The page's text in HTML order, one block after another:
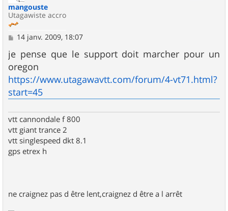
mangouste
Utagawiste accro
M
s
s
a
g
e
14 janv. 2009, 18:07
je pense que le support doit marcher pour un
oregon
https://www.utagawavtt.com/forum/4-vt71.html?
start=45
vtt cannondale f 800
vtt giant trance 2
vtt singlespeed dkt 8.1
gps etrex h
ne craignez pas d être lent,craignez d être a l arrêt